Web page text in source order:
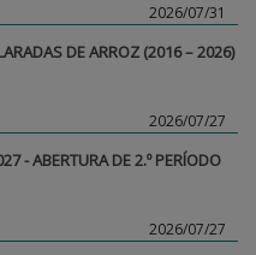
2026/07/31
DE ARROZ (2016 – 2026)
2026/07/27
- ABERTURA DE 2.º PERÍODO
2026/07/27